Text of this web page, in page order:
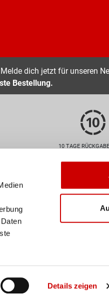
Details zeigen
dich jetzt für unseren
Bestellung.
10 TAGE
Schweizer
CHF ist der
innerhalb